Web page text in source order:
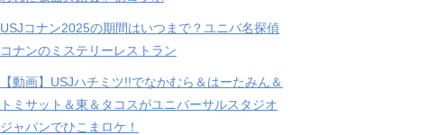
USJコナン2025の期間はいつまで？ユニバ名探偵
コナンのミステリーレストラン
【動画】USJハチミツ!!でなかむら＆はーたみん＆
トミサット＆東＆タコスがユニバーサルスタジオ
ジャパンでひこまロケ！